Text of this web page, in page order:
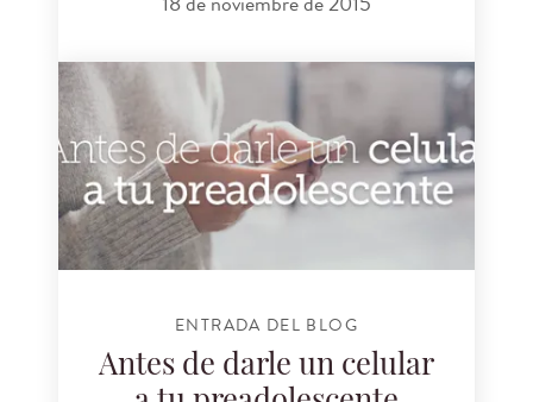
ENTRADA DEL BLOG
Antes de darle un celular